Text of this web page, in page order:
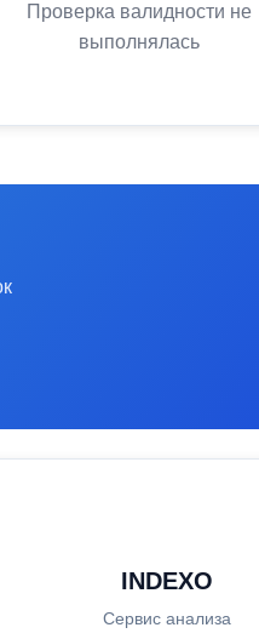
Проверка валидности не
выполнялась
INDEXO
Сервис анализа